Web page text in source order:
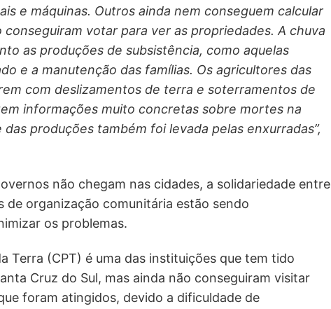
e máquinas. Outros ainda nem conseguem calcular
conseguiram votar para ver as propriedades. A chuva
as produções de subsistência, como aquelas
e a manutenção das famílias. Os agricultores das
com deslizamentos de terra e soterramentos de
informações muito concretas sobre mortes na
produções também foi levada pelas enxurradas”,
não chegam nas cidades, a solidariedade entre
de organização comunitária estão sendo
os problemas.
Terra (CPT) é uma das instituições que tem tido
Cruz do Sul, mas ainda não conseguiram visitar
foram atingidos, devido a dificuldade de